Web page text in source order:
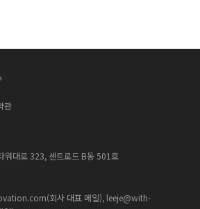
관
워대로 323, 센트로드 B동 501호
회사 대표 메일), leeje@with-